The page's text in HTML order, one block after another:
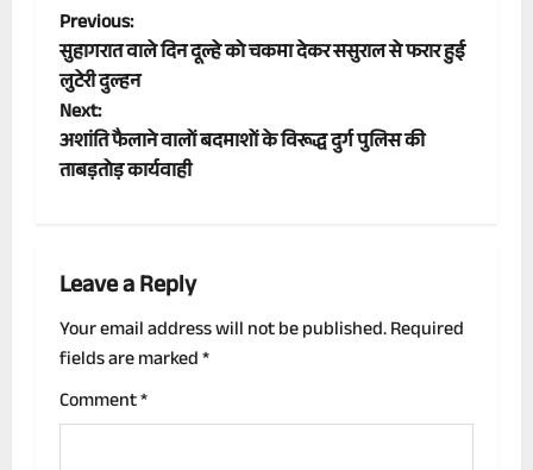
P
o
s
t
a
v
i
g
Previous:
सुहागरात वाले दिन दूल्हे को चकमा देकर ससुराल से फरार हुई
लुटेरी दुल्हन
Next:
अशांति फैलाने वालों बदमाशों के विरूद्ध दुर्ग पुलिस की
ताबड़तोड़ कार्यवाही
Leave a Reply
Your email address will not be published.Required
fields are marked*
Comment*